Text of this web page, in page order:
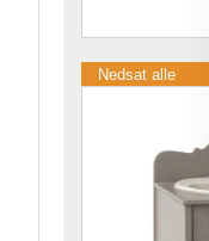
Kommende
nyhed
Nedsat alle